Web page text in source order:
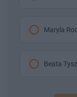
Maryla
Beata